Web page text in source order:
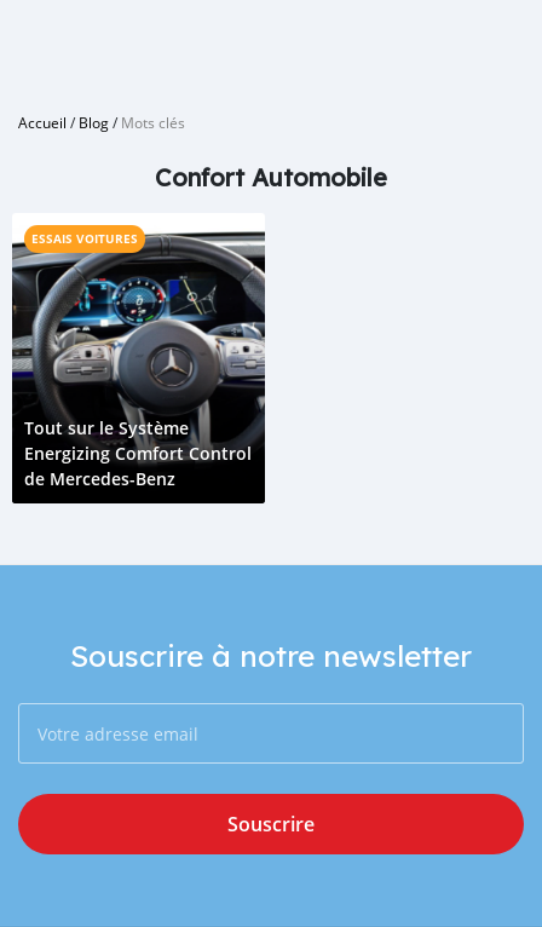
Accueil /Blog/Mots clés
Confort Automobile
ESSAIS VOITURES
Tout sur le Système
Energizing Comfort Control
de Mercedes-Benz
Souscrire à notre newsletter
Souscrire